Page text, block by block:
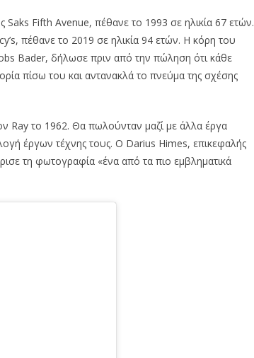
Fifth Avenue, πέθανε το 1993 σε ηλικία 67 ετών.
πέθανε το 2019 σε ηλικία 94 ετών. Η κόρη του
Bader, δήλωσε πριν από την πώληση ότι κάθε
πίσω του και αντανακλά το πνεύμα της σχέσης
Ray το 1962. Θα πωλούνταν μαζί με άλλα έργα
έργων τέχνης τους. Ο Darius Himes, επικεφαλής
τη φωτογραφία «ένα από τα πιο εμβληματικά